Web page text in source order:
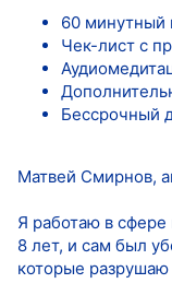
60 минутный
Чек-лист с
Бессрочный
Матвей Смирнов,
Я работаю в сфере
8 лет, и сам был
которые разрушаю